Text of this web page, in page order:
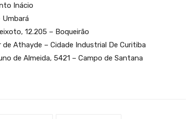
Inácio
Umbará
12.205 – Boqueirão
Athayde – Cidade Industrial De Curitiba
de Almeida, 5421 – Campo de Santana